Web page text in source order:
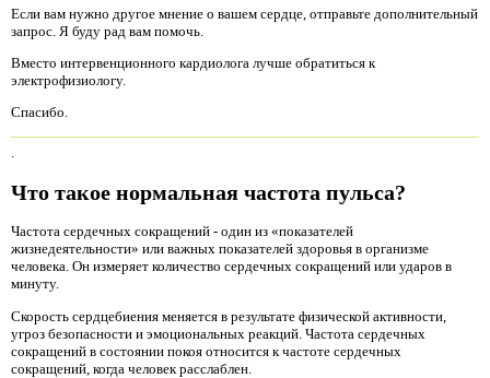
Если вам нужно другое мнение о вашем сердце, отправьте дополнительный
запрос. Я буду рад вам помочь.
Вместо интервенционного кардиолога лучше обратиться к
электрофизиологу.
Спасибо.
.
Что такое нормальная частота пульса?
Частота сердечных сокращений - один из «показателей
жизнедеятельности» или важных показателей здоровья в организме
человека. Он измеряет количество сердечных сокращений или ударов в
минуту.
Скорость сердцебиения меняется в результате физической активности,
угроз безопасности и эмоциональных реакций. Частота сердечных
сокращений в состоянии покоя относится к частоте сердечных
сокращений, когда человек расслаблен.